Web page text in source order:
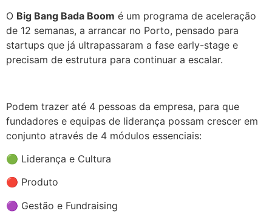
O Big Bang Bada Boom é um programa de aceleração
de 12 semanas, a arrancar no Porto, pensado para
startups que já ultrapassaram a fase early-stage e
precisam de estrutura para continuar a escalar.
Podem trazer até 4 pessoas da empresa, para que
fundadores e equipas de liderança possam crescer em
conjunto através de 4 módulos essenciais:
🟢 Liderança e Cultura
🔴 Produto
🟣 Gestão e Fundraising